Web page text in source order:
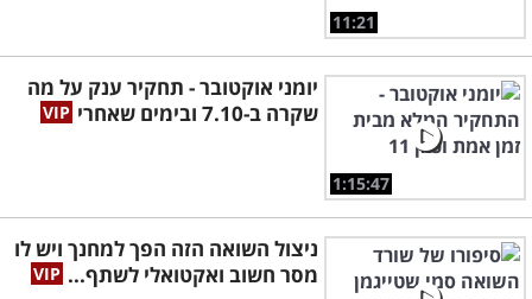
11:21
1:15:47
יומני אוקטובר - תחקיר ענק על מה
שקרה ב-7.10 ובימים שאחרי
ניצול השואה הזה הפך למחנך ויש לו
מסר חשוב ואקטואלי לשתף...